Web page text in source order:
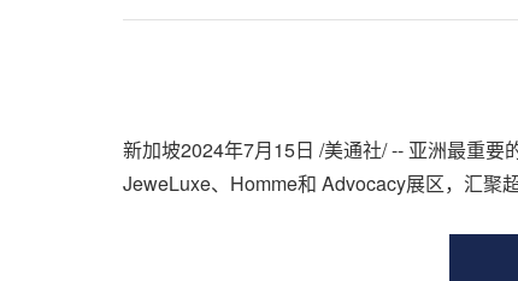
新加坡2024年7月15日 /美通社/ -- 亚洲最重要
JeweLuxe、Homme和 Advocacy展区，汇聚